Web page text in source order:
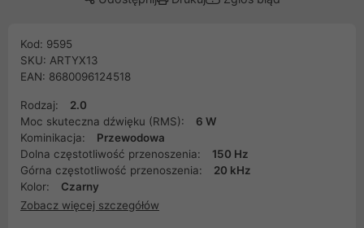
Kod: 9595
SKU: ARTYX13
EAN: 8680096124518
Rodzaj:
2.0
Moc skuteczna dźwięku (RMS):
6 W
Kominikacja:
Przewodowa
Dolna częstotliwość przenoszenia:
150 Hz
Górna częstotliwość przenoszenia:
20 kHz
Kolor:
Czarny
Zobacz więcej szczegółów